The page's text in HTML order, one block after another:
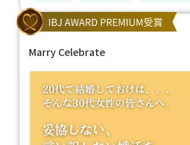
Marry Celebrate